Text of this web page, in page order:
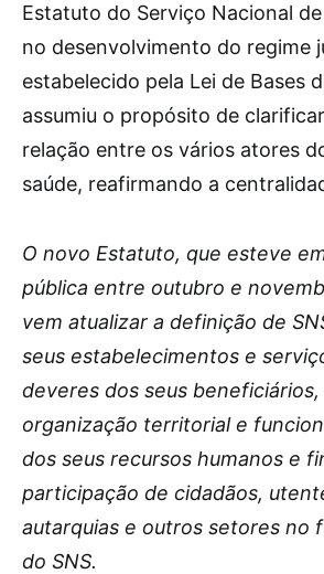
Estatuto do Serviço Nacional de
no desenvolvimento do regime
estabelecido pela Lei de Bases
assumiu o propósito de
relação entre os vários atores
saúde, reafirmando a
O novo Estatuto, que esteve
pública entre outubro e
vem atualizar a definição de
seus estabelecimentos e
deveres dos seus beneficiários,
organização territorial e
dos seus recursos humanos e
participação de cidadãos,
autarquias e outros setores no
do SNS.